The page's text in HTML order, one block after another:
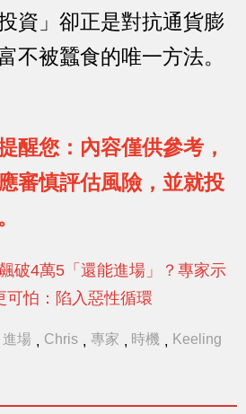
資」卻正是對抗通貨膨
不被蠶食的唯一方法。
醒您：內容僅供參考，
審慎評估風險，並就投
破4萬5「還能進場」？專家示
可怕：陷入惡性循環
進場 , Chris , 專家 , 時機 , Keeling